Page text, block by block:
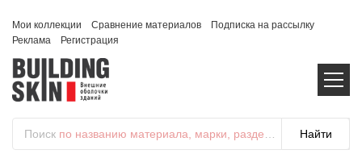
Мои коллекции Сравнение материалов
Подписка на рассылку
Реклама
Регистрация
Поиск по названию материала, марки, раздела...